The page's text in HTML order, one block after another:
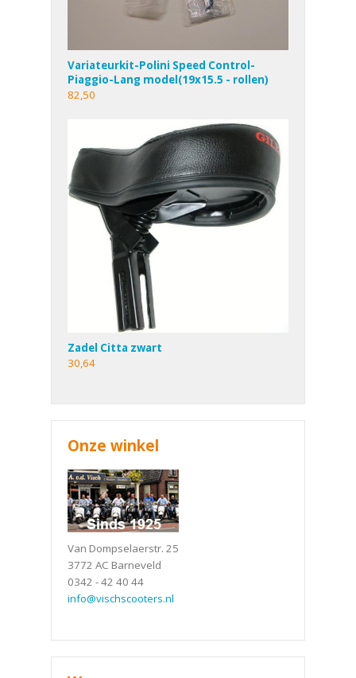
Variateurkit-Polini Speed Control-
Piaggio-Lang model(19x15.5 - rollen)
82,50
Zadel Citta zwart
30,64
Onze winkel
Van Dompselaerstr. 25
3772 AC Barneveld
0342 - 42 40 44
info@vischscooters.nl